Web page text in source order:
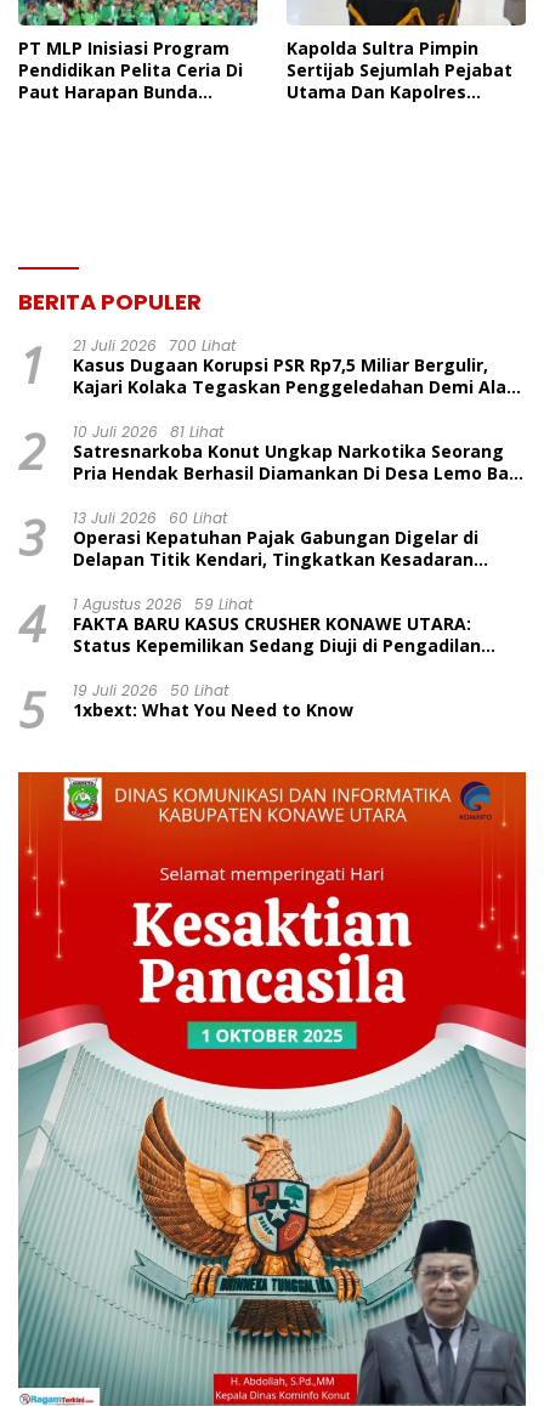
PT MLP Inisiasi Program
Pendidikan Pelita Ceria Di
Paut Harapan Bunda
Kapolda Sultra Pimpin
Sertijab Sejumlah Pejabat
Utama Dan Kapolres
BERITA POPULER
1 21 Juli 2026 700 Lihat
Kasus Dugaan Korupsi PSR Rp7,5 Miliar Bergulir,
Kajari Kolaka Tegaskan Penggeledahan Demi Alat
2 10 Juli 2026 81 Lihat
Satresnarkoba Konut Ungkap Narkotika Seorang
Pria Hendak Berhasil Diamankan Di Desa Lemo Bajo
3 13 Juli 2026 60 Lihat
Operasi Kepatuhan Pajak Gabungan Digelar di
Delapan Titik Kendari, Tingkatkan Kesadaran
4 1 Agustus 2026 59 Lihat
FAKTA BARU KASUS CRUSHER KONAWE UTARA:
Status Kepemilikan Sedang Diuji di Pengadilan
Dinilai Prematur
5 19 Juli 2026 50 Lihat
1xbext: What You Need to Know